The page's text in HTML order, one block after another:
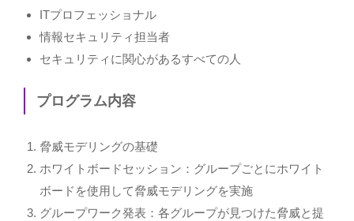
ITプロフェッショナル
情報セキュリティ担当者
セキュリティに関心があるすべての人
プログラム内容
脅威モデリングの基礎
ホワイトボードセッション：グループごとにホワイト
ボードを使用して脅威モデリングを実施
グループワーク発表：各グループが見つけた脅威と提